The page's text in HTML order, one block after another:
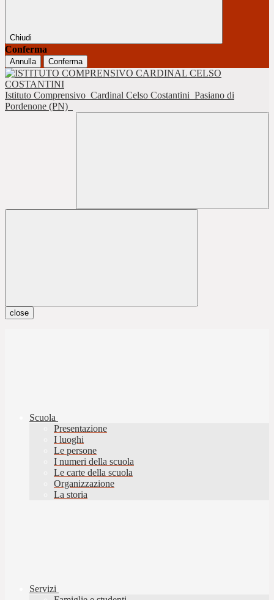
Chiudi
Conferma
Annulla Conferma
Istituto Comprensivo Cardinal Celso Costantini Pasiano di
Pordenone (PN)
close
Scuola
Presentazione
I luoghi
Le persone
I numeri della scuola
Le carte della scuola
Organizzazione
La storia
Servizi